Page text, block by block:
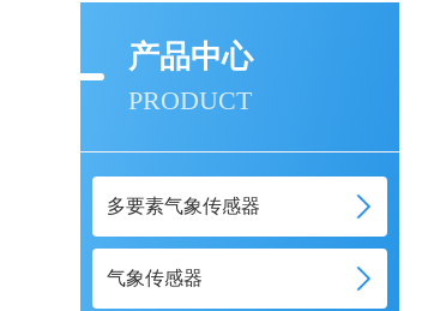
产品中心
PRODUCT
多要素气象传感器
气象传感器